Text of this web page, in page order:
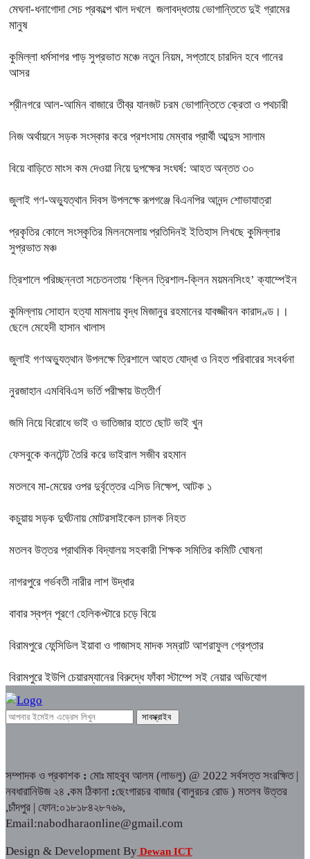
মেঘনা-ধনাগোদা সেচ প্রকল্পে খাল দখলে জলাবদ্ধতায় ভোগান্তিতে দুই গ্রামের
মানুষ
কুমিল্লা ধর্মসাগর পাড় সুপ্রভাত মঞ্চে নতুন নিয়ম, সপ্তাহে চারদিন হবে গানের
আসর
শ্রীনগরে আল-আমিন বাজারে তীব্র যানজট চরম ভোগান্তিতে ক্রেতা ও পথচারী
নিজ অর্থায়নে সড়ক সংস্কার করে প্রশংসায় মেম্বার প্রার্থী আব্দুস সালাম
বিয়ে বাড়িতে মাংস কম দেওয়া নিয়ে দুপক্ষের সংঘর্ষ: আহত অন্তত ৩০ ​
জুলাই গণ-অভ্যুত্থান দিবস উপলক্ষে রূপগঞ্জে বিএনপির আনন্দ শোভাযাত্রা
প্রকৃতির কোলে সংস্কৃতির মিলনমেলায় প্রতিদিনই ইতিহাস লিখছে কুমিল্লার
সুপ্রভাত মঞ্চ
ত্রিশালে পরিচ্ছন্নতা সচেতনতায় ‘ক্লিন ত্রিশাল-ক্লিন ময়মনসিংহ’ ক্যাম্পেইন
কুমিল্লায় সোহান হত্যা মামলায় বৃদ্ধ মিজানুর রহমানের যাবজ্জীবন কারাদণ্ড।।
ছেলে মেহেদী হাসান খালাস
জুলাই গণঅভ্যুত্থান উপলক্ষে ত্রিশালে আহত যোদ্ধা ও নিহত পরিবারের সংবর্ধনা
নুরজাহান এমবিবিএস ভর্তি পরীক্ষায় উত্তীর্ণ
জমি নিয়ে বিরোধে ভাই ও ভাতিজার হাতে ছোট ভাই খুন
ফেসবুকে কনটেন্ট তৈরি করে ভাইরাল সজীব রহমান
মতলবে মা-মেয়ের ওপর দুর্বৃত্তের এসিড নিক্ষেপ, আটক ১
কচুয়ায় সড়ক দুর্ঘটনায় মোটরসাইকেল চালক নিহত
মতলব উত্তর প্রাথমিক বিদ্যালয় সহকারী শিক্ষক সমিতির কমিটি ঘোষনা
নাগরপুরে গর্ভবতী নারীর লাশ উদ্ধার
বাবার স্বপ্ন পূরণে হেলিকপ্টারে চড়ে বিয়ে
বিরামপুরে ফেন্সিডিল ইয়াবা ও গাজাসহ মাদক সম্রাট আশরাফুল গ্রেপ্তার
বিরামপুরে ইউপি চেয়ারম্যানের বিরুদ্ধে ফাঁকা স্টাম্পে সই নেয়ার অভিযোগ
সম্পাদক ও প্রকাশক : মোঃ মাহবুব আলম (লাভলু) @ 2022 সর্বসত্ত সংরক্ষিত |
নবধারানিউজ ২৪ .কম ঠিকানা :ছেংগারচর বাজার (বালুরচর রোড ) মতলব উত্তর
,চাঁদপুর | ফোন:০১৮১৮৪২৮৭৬৯,
Email:nabodharaonline@gmail.com
Design & Development By Dewan ICT